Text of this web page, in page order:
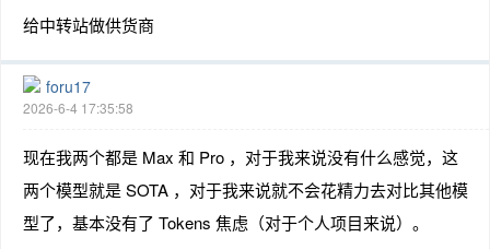
给中转站做供货商
foru17
2026-6-4 17:35:58
现在我两个都是 Max 和 Pro ，对于我来说没有什么感觉，这
两个模型就是 SOTA ，对于我来说就不会花精力去对比其他模
型了，基本没有了 Tokens 焦虑（对于个人项目来说）。